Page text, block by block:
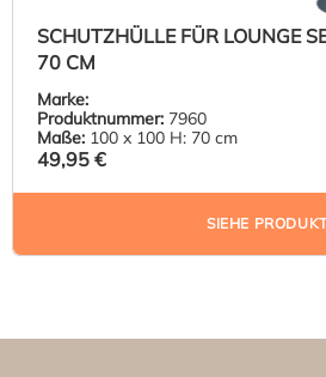
SCHUTZHÜLLE FÜR LOUNGE
70 CM
Marke:
Produktnummer: 7960
Maße: 100 x 100 H: 70 cm
49,95 €
SIEHE